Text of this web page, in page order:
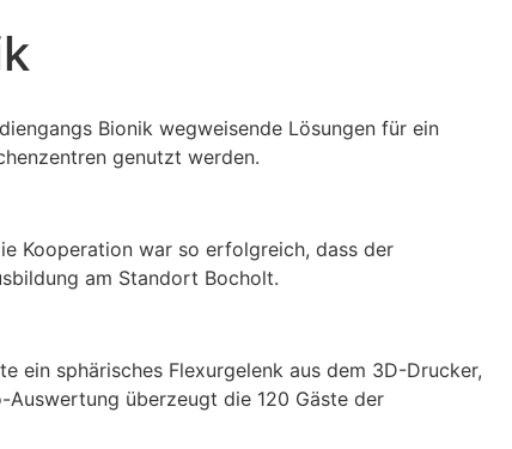
Bionik wegweisende Lösungen für ein
genutzt werden.
Kooperation war so erfolgreich, dass der
am Standort Bocholt.
ein sphärisches Flexurgelenk aus dem 3D-Drucker,
Auswertung überzeugt die 120 Gäste der